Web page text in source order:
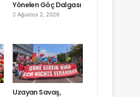
Yönelen Göç Dalgası
Ağustos 2, 2026
Uzayan Savaş,